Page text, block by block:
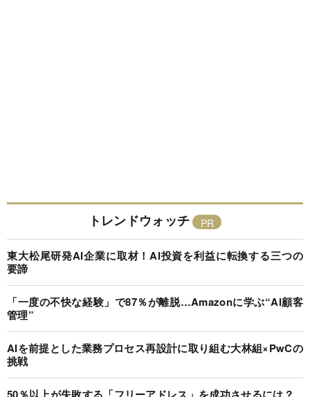
トレンドウォッチ
東大松尾研発AI企業に取材！AI投資を利益に転換する三つの
要諦
「一度の不快な経験」で87％が離脱…Amazonに学ぶ“AI顧客
管理”
AIを前提とした業務プロセス再設計に取り組む大林組×PwCの
挑戦